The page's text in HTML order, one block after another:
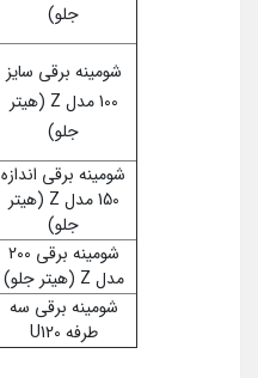
جلو)
شومینه برقی سایز
100 مدل Z (هیتر
جلو)
شومینه برقی اندازه
150 مدل Z (هیتر
جلو)
شومینه برقی 200
مدل Z (هیتر جلو)
شومینه برقی سه
طرفه U120